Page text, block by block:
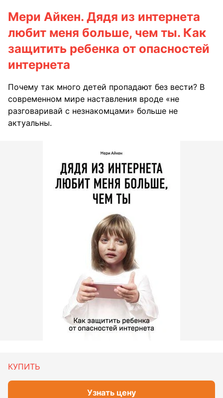
Мери Айкен. Дядя из интернета
любит меня больше, чем ты. Как
защитить ребенка от опасностей
интернета
Почему так много детей пропадают без вести? В
современном мире наставления вроде «не
разговаривай с незнакомцами» больше не
актуальны.
КУПИТЬ
Узнать цену